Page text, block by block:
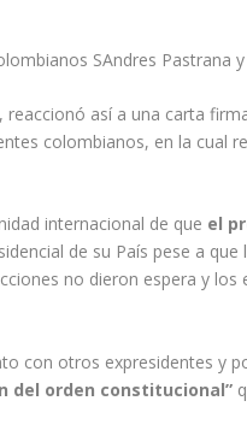
SAndres Pastrana
reaccionó así a una carta
colombianos, en la cual
internacional de que el
de su País pese a
no dieron espera y los
con otros expresidentes y
del orden constitucional”